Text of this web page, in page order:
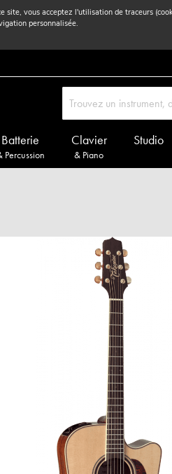
site, vous acceptez l'utilisation de traceurs
personnalisée.
Batterie
Percussion
Clavier
& Piano
Studio